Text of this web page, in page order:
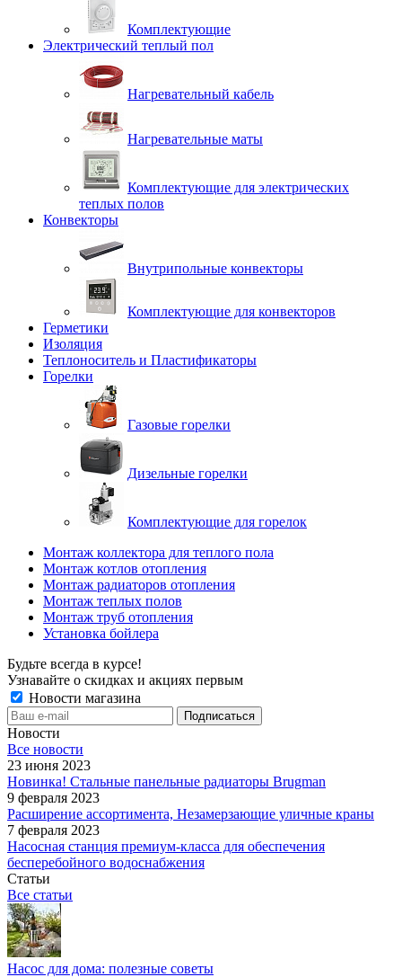
Комплектующие
Электрический теплый пол
Нагревательный кабель
Нагревательные маты
Комплектующие для электрических
теплых полов
Конвекторы
Внутрипольные конвекторы
Комплектующие для конвекторов
Герметики
Изоляция
Теплоноситель и Пластификаторы
Горелки
Газовые горелки
Дизельные горелки
Комплектующие для горелок
Монтаж коллектора для теплого пола
Монтаж котлов отопления
Монтаж радиаторов отопления
Монтаж теплых полов
Монтаж труб отопления
Установка бойлера
Будьте всегда в курсе!
Узнавайте о скидках и акциях первым
Новости магазина
Новости
Все новости
23 июня 2023
Новинка! Стальные панельные радиаторы Brugman
9 февраля 2023
Расширение ассортимента, Незамерзающие уличные краны
7 февраля 2023
Насосная станция премиум-класса для обеспечения
бесперебойного водоснабжения
Статьи
Все статьи
Насос для дома: полезные советы